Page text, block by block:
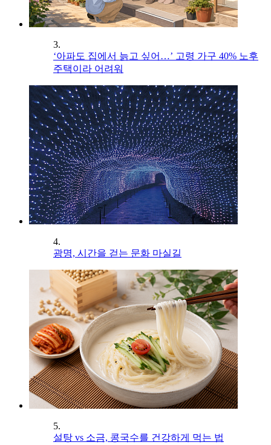
3.
‘아파도 집에서 늙고 싶어…’ 고령 가구 40% 노후
주택이라 어려워
4.
광명, 시간을 걷는 문화 마실길
5.
설탕 vs 소금, 콩국수를 건강하게 먹는 법